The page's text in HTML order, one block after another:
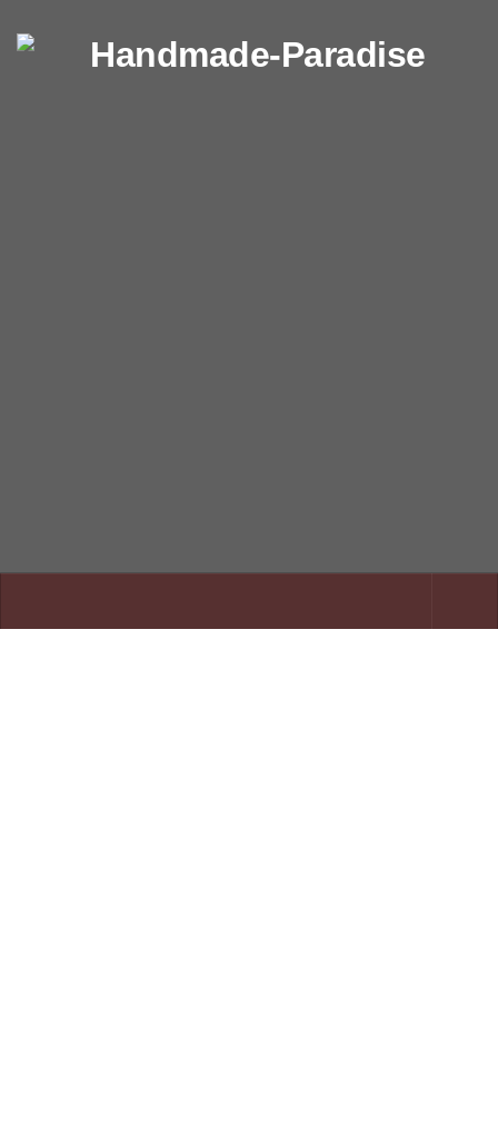
Перейти к содержимому